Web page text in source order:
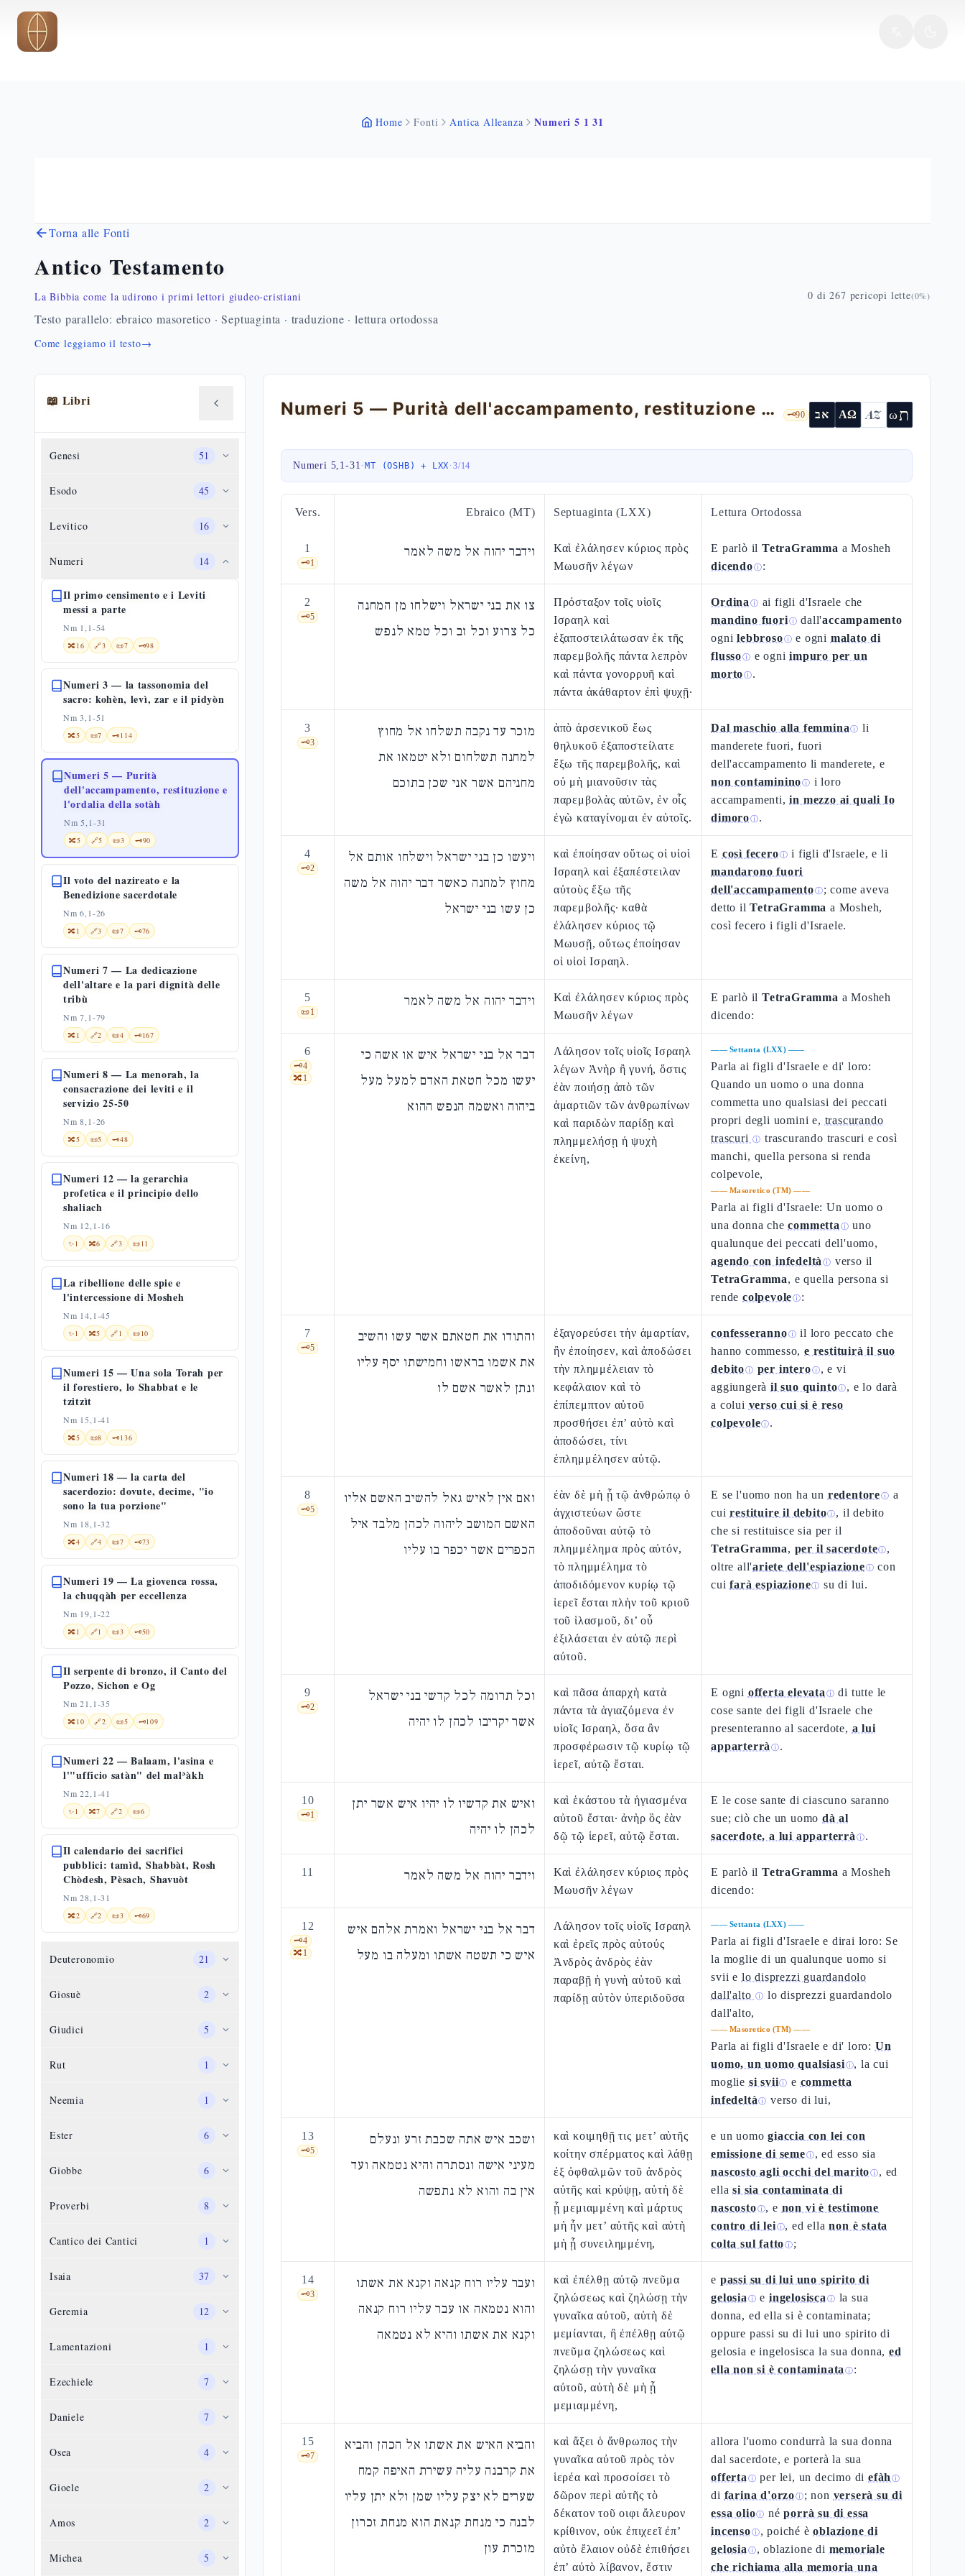
Vai al contenuto principale
Home Fonti Antica Alleanza Numeri 5 1 31
Torna alle Fonti
Antico Testamento
La Bibbia come la udirono i primi lettori giudeo-cristiani
Testo parallelo: ebraico masoretico · Septuaginta · traduzione · lettura ortodossa
Come leggiamo il testo→
0 di 267 pericopi lette(0%)
📖 Libri
Genesi 51
Esodo 45
Levitico 16
Numeri 14
Il primo censimento e i Leviti
messi a parte
Nm 1,1-54
🔀16 🔗3 📜7 🗝️98
Numeri 3 — la tassonomia del
sacro: kohèn, levì, zar e il pidyòn
Nm 3,1-51
🔀5 📜7 🗝️114
Numeri 5 — Purità
dell'accampamento, restituzione e
l'ordalia della sotàh
Nm 5,1-31
🔀5 🔗5 📜3 🗝️90
Il voto del nazireato e la
Benedizione sacerdotale
Nm 6,1-26
🔀1 🔗3 📜7 🗝️76
Numeri 7 — La dedicazione
dell'altare e la pari dignità delle
tribù
Nm 7,1-79
🔀1 🔗2 📜4 🗝️167
Numeri 8 — La menorah, la
consacrazione dei leviti e il
servizio 25-50
Nm 8,1-26
🔀5 📜5 🗝️48
Numeri 12 — la gerarchia
profetica e il principio dello
shaliach
Nm 12,1-16
✨1 🔀6 🔗3 📜11
La ribellione delle spie e
l'intercessione di Mosheh
Nm 14,1-45
✨1 🔀5 🔗1 📜10
Numeri 15 — Una sola Torah per
il forestiero, lo Shabbat e le
tzitzìt
Nm 15,1-41
🔀5 📜8 🗝️136
Numeri 18 — la carta del
sacerdozio: dovute, decime, "io
sono la tua porzione"
Nm 18,1-32
🔀4 🔗4 📜7 🗝️73
Numeri 19 — La giovenca rossa,
la chuqqàh per eccellenza
Nm 19,1-22
🔀1 🔗1 📜3 🗝️50
Il serpente di bronzo, il Canto del
Pozzo, Sichon e Og
Nm 21,1-35
🔀10 🔗2 📜5 🗝️109
Numeri 22 — Balaam, l'asina e
l'"ufficio satàn" del malʾàkh
Nm 22,1-41
✨1 🔀7 🔗2 📜6
Il calendario dei sacrifici
pubblici: tamìd, Shabbàt, Rosh
Chòdesh, Pèsach, Shavuòt
Nm 28,1-31
🔀2 🔗2 📜3 🗝️69
Deuteronomio 21
Giosuè 2
Giudici 5
Rut 1
Neemia 1
Ester 6
Giobbe 6
Proverbi 8
Cantico dei Cantici 1
Isaia 37
Geremia 12
Lamentazioni 1
Ezechiele 7
Daniele 7
Osea 4
Gioele 2
Amos 2
Michea 5
Numeri 5 — Purità dell'accampamento, restituzione e l'ordalia della sotàh 🗝️90 אב ΑΩ AZ ωת
Numeri 5,1-31·MT (OSHB) + LXX·3/14
Vers. Ebraico (MT) Septuaginta (LXX) Lettura Ortodossa
1
🗝️1
וידבר יהוה אל משה לאמר
Καὶ ἐλάλησεν κύριος πρὸς
Μωυσῆν λέγων
E parlò ilTetraGramma a Mosheh
dicendoⓘ:
2
🗝️5
צו את בני ישראל וישלחו מן המחנה
כל צרוע וכל זב וכל טמא לנפש
Πρόσταξον τοῖς υἱοῖς
Ισραηλ καὶ
ἐξαποστειλάτωσαν ἐκ τῆς
παρεμβολῆς πάντα λεπρὸν
καὶ πάντα γονορρυῆ καὶ
πάντα ἀκάθαρτον ἐπὶ ψυχῇ·
Ordina ⓘ ai figli d'Israele che
mandino fuoriⓘ dall'accampamento
ognilebbrosoⓘ e ogni malato di
flussoⓘ e ogniimpuro per un
mortoⓘ.
3
🗝️3
מזכר עד נקבה תשלחו אל מחוץ
למחנה תשלחום ולא יטמאו את
מחניהם אשר אני שכן בתוכם
ἀπὸ ἀρσενικοῦ ἕως
θηλυκοῦ ἐξαποστείλατε
ἔξω τῆς παρεμβολῆς, καὶ
οὐ μὴ μιανοῦσιν τὰς
παρεμβολὰς αὐτῶν, ἐν οἷς
ἐγὼ καταγίνομαι ἐν αὐτοῖς.
Dal maschio alla femmina ⓘ li
manderete fuori, fuori
dell'accampamento li manderete, e
non contamininoⓘ i loro
accampamenti,in mezzo ai quali Io
dimoroⓘ.
4
🗝️2
ויעשו כן בני ישראל וישלחו אותם אל
מחוץ למחנה כאשר דבר יהוה אל משה
כן עשו בני ישראל
καὶ ἐποίησαν οὕτως οἱ υἱοὶ
Ισραηλ καὶ ἐξαπέστειλαν
αὐτοὺς ἔξω τῆς
παρεμβολῆς· καθὰ
ἐλάλησεν κύριος τῷ
Μωυσῇ, οὕτως ἐποίησαν
οἱ υἱοὶ Ισραηλ.
E così feceroⓘ i figli d'Israele, e li
mandarono fuori
dell'accampamentoⓘ; come aveva
detto ilTetraGramma a Mosheh,
così fecero i figli d'Israele.
5
📜1
וידבר יהוה אל משה לאמר
Καὶ ἐλάλησεν κύριος πρὸς
Μωυσῆν λέγων
E parlò ilTetraGramma a Mosheh
dicendo:
6
🗝️4
🔀1
דבר אל בני ישראל איש או אשה כי
יעשו מכל חטאת האדם למעל מעל
ביהוה ואשמה הנפש ההוא
Λάλησον τοῖς υἱοῖς Ισραηλ
λέγων Ἀνὴρ ἢ γυνή, ὅστις
ἐὰν ποιήσῃ ἀπὸ τῶν
ἁμαρτιῶν τῶν ἀνθρωπίνων
καὶ παριδὼν παρίδῃ καὶ
πλημμελήσῃ ἡ ψυχὴ
ἐκείνη,
——Settanta (LXX)——
Parla ai figli d'Israele e di' loro:
Quando un uomo o una donna
commetta uno qualsiasi dei peccati
propri degli uomini e, trascurando
trascuri
ⓘ trascurando trascuri e così
manchi, quella persona si renda
colpevole,
——Masoretico (TM) ——
Parla ai figli d'Israele: Un uomo o
una donna checommetta ⓘ uno
qualunque dei peccati dell'uomo,
agendo con infedeltà ⓘ verso il
TetraGramma, e quella persona si
rendecolpevoleⓘ:
7
🗝️5
והתודו את חטאתם אשר עשו והשיב
את אשמו בראשו וחמישתו יסף עליו
ונתן לאשר אשם לו
ἐξαγορεύσει τὴν ἁμαρτίαν,
ἣν ἐποίησεν, καὶ ἀποδώσει
τὴν πλημμέλειαν τὸ
κεφάλαιον καὶ τὸ
ἐπίπεμπτον αὐτοῦ
προσθήσει ἐπ’ αὐτὸ καὶ
ἀποδώσει, τίνι
ἐπλημμέλησεν αὐτῷ.
confesserannoⓘ il loro peccato che
hanno commesso,e restituirà il suo
debitoⓘ per interoⓘ, e vi
aggiungeràil suo quintoⓘ, e lo darà
a colui verso cui si è reso
colpevoleⓘ.
8
🗝️5
ואם אין לאיש גאל להשיב האשם אליו
האשם המושב ליהוה לכהן מלבד איל
הכפרים אשר יכפר בו עליו
ἐὰν δὲ μὴ ᾖ τῷ ἀνθρώπῳ ὁ
ἀγχιστεύων ὥστε
ἀποδοῦναι αὐτῷ τὸ
πλημμέλημα πρὸς αὐτόν,
τὸ πλημμέλημα τὸ
ἀποδιδόμενον κυρίῳ τῷ
ἱερεῖ ἔσται πλὴν τοῦ κριοῦ
τοῦ ἱλασμοῦ, δι’ οὗ
ἐξιλάσεται ἐν αὐτῷ περὶ
αὐτοῦ.
E se l'uomo non ha un redentoreⓘ a
cuirestituire il debitoⓘ, il debito
che si restituisce sia per il
TetraGramma, per il sacerdoteⓘ,
oltre all'ariete dell'espiazioneⓘ con
cuifarà espiazioneⓘ su di lui.
9
🗝️2
וכל תרומה לכל קדשי בני ישראל
אשר יקריבו לכהן לו יהיה
καὶ πᾶσα ἀπαρχὴ κατὰ
πάντα τὰ ἁγιαζόμενα ἐν
υἱοῖς Ισραηλ, ὅσα ἂν
προσφέρωσιν τῷ κυρίῳ τῷ
ἱερεῖ, αὐτῷ ἔσται.
E ogni offerta elevata ⓘ di tutte le
cose sante dei figli d'Israele che
presenteranno al sacerdote, a lui
apparterrà ⓘ.
10
🗝️1
ואיש את קדשיו לו יהיו איש אשר יתן
לכהן לו יהיה
καὶ ἑκάστου τὰ ἡγιασμένα
αὐτοῦ ἔσται· ἀνὴρ ὃς ἐὰν
δῷ τῷ ἱερεῖ, αὐτῷ ἔσται.
E le cose sante di ciascuno saranno
sue; ciò che un uomodà al
sacerdote, a lui apparterrà ⓘ.
11 וידבר יהוה אל משה לאמר
Καὶ ἐλάλησεν κύριος πρὸς
Μωυσῆν λέγων
E parlò ilTetraGramma a Mosheh
dicendo:
12
🗝️4
🔀1
דבר אל בני ישראל ואמרת אלהם איש
איש כי תשטה אשתו ומעלה בו מעל
Λάλησον τοῖς υἱοῖς Ισραηλ
καὶ ἐρεῖς πρὸς αὐτούς
Ἀνδρὸς ἀνδρὸς ἐὰν
παραβῇ ἡ γυνὴ αὐτοῦ καὶ
παρίδῃ αὐτὸν ὑπεριδοῦσα
——Settanta (LXX)——
Parla ai figli d'Israele e dirai loro: Se
la moglie di un qualunque uomo si
svii e lo disprezzi guardandolo
dall'alto ⓘ lo disprezzi guardandolo
dall'alto,
——Masoretico (TM) ——
Parla ai figli d'Israele e di' loro: Un
uomo, un uomo qualsiasiⓘ, la cui
moglie si sviiⓘ e commetta
infedeltà ⓘ verso di lui,
13
🗝️5
ושכב איש אתה שכבת זרע ונעלם
מעיני אישה ונסתרה והיא נטמאה ועד
אין בה והוא לא נתפשה
καὶ κοιμηθῇ τις μετ’ αὐτῆς
κοίτην σπέρματος καὶ λάθῃ
ἐξ ὀφθαλμῶν τοῦ ἀνδρὸς
αὐτῆς καὶ κρύψῃ, αὐτὴ δὲ
ᾖ μεμιαμμένη καὶ μάρτυς
μὴ ἦν μετ’ αὐτῆς καὶ αὐτὴ
μὴ ᾖ συνειλημμένη,
e un uomogiaccia con lei con
emissione di semeⓘ, ed esso sia
nascosto agli occhi del maritoⓘ, ed
ellasi sia contaminata di
nascostoⓘ, e non vi è testimone
contro di leiⓘ, ed ellanon è stata
colta sul fattoⓘ;
14
🗝️3
ועבר עליו רוח קנאה וקנא את אשתו
והוא נטמאה או עבר עליו רוח קנאה
וקנא את אשתו והיא לא נטמאה
καὶ ἐπέλθῃ αὐτῷ πνεῦμα
ζηλώσεως καὶ ζηλώσῃ τὴν
γυναῖκα αὐτοῦ, αὐτὴ δὲ
μεμίανται, ἢ ἐπέλθῃ αὐτῷ
πνεῦμα ζηλώσεως καὶ
ζηλώσῃ τὴν γυναῖκα
αὐτοῦ, αὐτὴ δὲ μὴ ᾖ
μεμιαμμένη,
e passi su di lui uno spirito di
gelosia ⓘ eingelosisca ⓘ la sua
donna, ed ella si è contaminata;
oppure passi su di lui uno spirito di
gelosia e ingelosisca la sua donna,ed
ella non si è contaminata ⓘ:
15
🗝️7
והביא האיש את אשתו אל הכהן והביא
את קרבנה עליה עשירת האיפה קמח
שערים לא יצק עליו שמן ולא יתן עליו
לבנה כי מנחת קנאת הוא מנחת זכרון
מזכרת עון
καὶ ἄξει ὁ ἄνθρωπος τὴν
γυναῖκα αὐτοῦ πρὸς τὸν
ἱερέα καὶ προσοίσει τὸ
δῶρον περὶ αὐτῆς τὸ
δέκατον τοῦ οιφι ἄλευρον
κρίθινον, οὐκ ἐπιχεεῖ ἐπ’
αὐτὸ ἔλαιον οὐδὲ ἐπιθήσει
ἐπ’ αὐτὸ λίβανον, ἔστιν
allora l'uomo condurrà la sua donna
dal sacerdote, e porterà la sua
offerta ⓘ per lei, un decimo diefàh ⓘ
di farina d'orzoⓘ; non verserà su di
essa olioⓘ néporrà su di essa
incensoⓘ, poiché èoblazione di
gelosia ⓘ, oblazione di memoriale
che richiama alla memoria una